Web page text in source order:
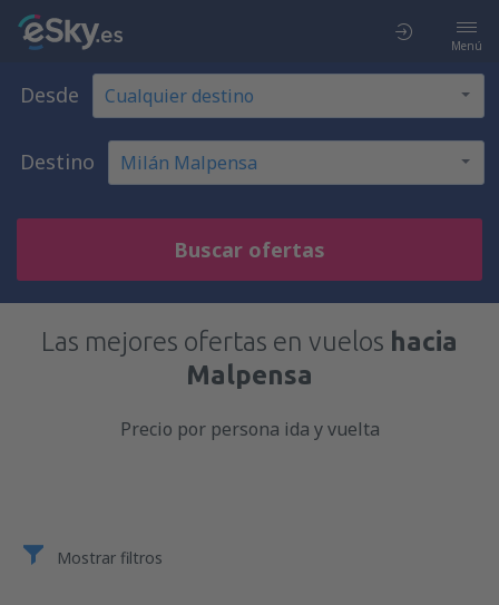
Menú
Desde
Destino
Buscar ofertas
Las mejores ofertas en vuelos hacia
Malpensa
Precio por persona ida y vuelta
Mostrar filtros